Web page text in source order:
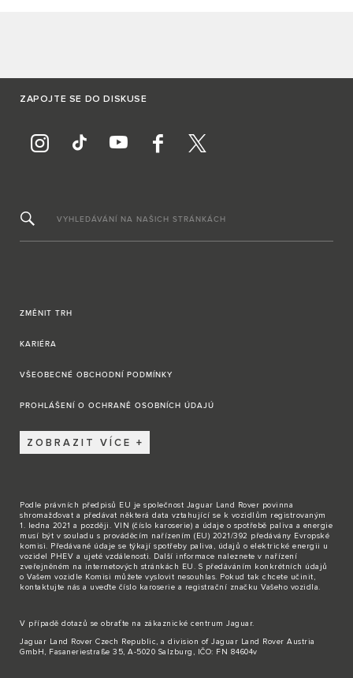
ZAPOJTE SE DO DISKUSE
VYHLEDÁVÁNÍ NA NAŠICH STRÁNKÁCH
ZMĚNIT TRH
KARIÉRA
VŠEOBECNÉ OBCHODNÍ PODMÍNKY
PROHLÁŠENÍ O OCHRANĚ OSOBNÍCH ÚDAJÚ
ZOBRAZIT VÍCE
Podle právních předpisů EU je společnost Jaguar Land Rover povinna
shromažďovat a předávat některá data vztahující se k vozidlům registrovaným
1. ledna 2021 a později. VIN (číslo karoserie) a údaje o spotřebě paliva a energie
musí být v souladu s prováděcím nařízením (EU) 2021/392 předávány Evropské
komisi. Předávané údaje se týkají spotřeby paliva, údajů o elektrické energii u
vozidel PHEV a ujeté vzdálenosti. Další informace naleznete v nařízení
zveřejněném na internetových stránkách EU. S předáváním konkrétních údajů
o Vašem vozidle Komisi můžete vyslovit nesouhlas. Pokud tak chcete učinit,
kontaktujte nás a uveďte číslo karoserie a registrační značku Vašeho vozidla.
V případě dotazů se obraťte na zákaznické centrum Jaguar.
Jaguar Land Rover Czech Republic, a division of Jaguar Land Rover Austria
GmbH, Fasaneriestraße 35, A-5020 Salzburg, IČO: FN 84604v